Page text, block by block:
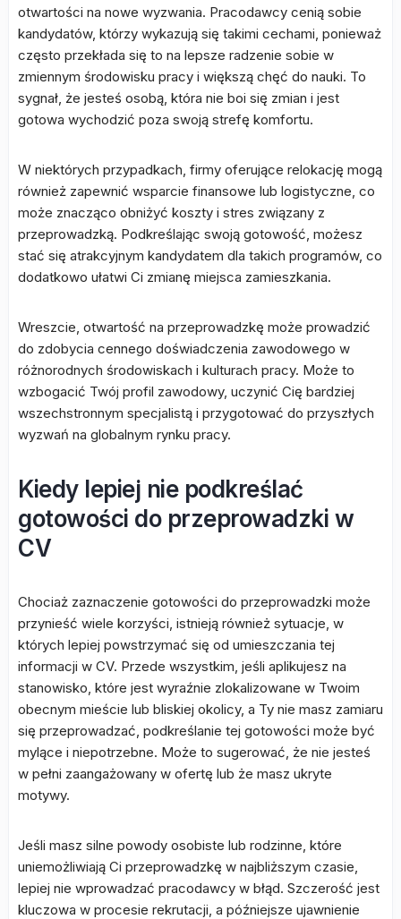
otwartości na nowe wyzwania. Pracodawcy cenią sobie
kandydatów, którzy wykazują się takimi cechami, ponieważ
często przekłada się to na lepsze radzenie sobie w
zmiennym środowisku pracy i większą chęć do nauki. To
sygnał, że jesteś osobą, która nie boi się zmian i jest
gotowa wychodzić poza swoją strefę komfortu.
W niektórych przypadkach, firmy oferujące relokację mogą
również zapewnić wsparcie finansowe lub logistyczne, co
może znacząco obniżyć koszty i stres związany z
przeprowadzką. Podkreślając swoją gotowość, możesz
stać się atrakcyjnym kandydatem dla takich programów, co
dodatkowo ułatwi Ci zmianę miejsca zamieszkania.
Wreszcie, otwartość na przeprowadzkę może prowadzić
do zdobycia cennego doświadczenia zawodowego w
różnorodnych środowiskach i kulturach pracy. Może to
wzbogacić Twój profil zawodowy, uczynić Cię bardziej
wszechstronnym specjalistą i przygotować do przyszłych
wyzwań na globalnym rynku pracy.
Kiedy lepiej nie podkreślać
gotowości do przeprowadzki w
CV
Chociaż zaznaczenie gotowości do przeprowadzki może
przynieść wiele korzyści, istnieją również sytuacje, w
których lepiej powstrzymać się od umieszczania tej
informacji w CV. Przede wszystkim, jeśli aplikujesz na
stanowisko, które jest wyraźnie zlokalizowane w Twoim
obecnym mieście lub bliskiej okolicy, a Ty nie masz zamiaru
się przeprowadzać, podkreślanie tej gotowości może być
mylące i niepotrzebne. Może to sugerować, że nie jesteś
w pełni zaangażowany w ofertę lub że masz ukryte
motywy.
Jeśli masz silne powody osobiste lub rodzinne, które
uniemożliwiają Ci przeprowadzkę w najbliższym czasie,
lepiej nie wprowadzać pracodawcy w błąd. Szczerość jest
kluczowa w procesie rekrutacji, a późniejsze ujawnienie